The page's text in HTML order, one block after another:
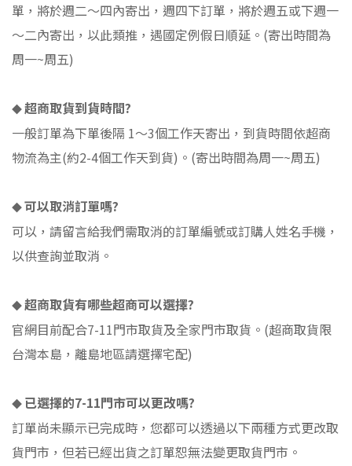
單，將於週二～四內寄出，週四下訂單，將於週五或下週一
～二內寄出，以此類推，遇國定例假日順延。 (寄出時間為
周一~周五)
◆超商取貨到貨時間?
一般訂單為下單後隔 1～3個工作天寄出，到貨時間依超商
物流為主(約2-4個工作天到貨)。 (寄出時間為周一~周五)
◆可以取消訂單嗎?
可以，請留言給我們需取消的訂單編號或訂購人姓名手機，
以供查詢並取消。
◆超商取貨有哪些超商可以選擇?
官網目前配合7-11門市取貨及全家門市取貨。(超商取貨限
台灣本島，離島地區請選擇宅配)
◆ 已選擇的7-11門市可以更改嗎?
訂單尚未顯示已完成時，您都可以透過以下兩種方式更改取
貨門市，但若已經出貨之訂單恕無法變更取貨門市。